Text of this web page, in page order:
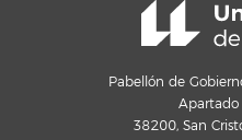
Pabellón de
38200, San